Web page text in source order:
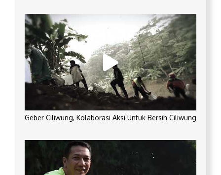
Geber Ciliwung, Kolaborasi Aksi Untuk Bersih Ciliwung